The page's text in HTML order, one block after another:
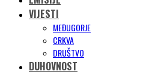
VIJESTI
MEĐUGORJE
CRKVA
DRUŠTVO
DUHOVNOST